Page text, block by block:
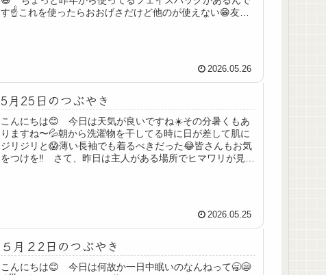
す☝️これを使ったらおおげさだけど他のが使えない😁友達
2026.05.26
5月25日のつぶやき
こんにちは😊 今日は天気が良いですね☀️その分暑くもあ
りますね〜💦朝から洗濯物を干してる時に日が差して肌に
ジリジリと😱薄い長袖でも着るべきだった😂皆さんもお気
をつけを‼️ さて、昨日は主人がある場所でヒマワリが見頃
2026.05.25
５月２2日のつぶやき
こんにちは😊 今日は何故か一日中眠いのなんねって🥱😪